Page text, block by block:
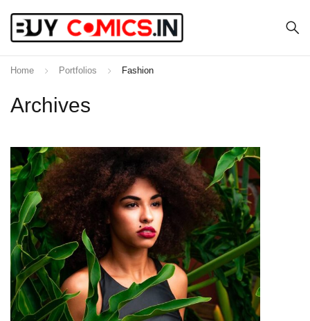
Archives
Home Portfolios Fashion